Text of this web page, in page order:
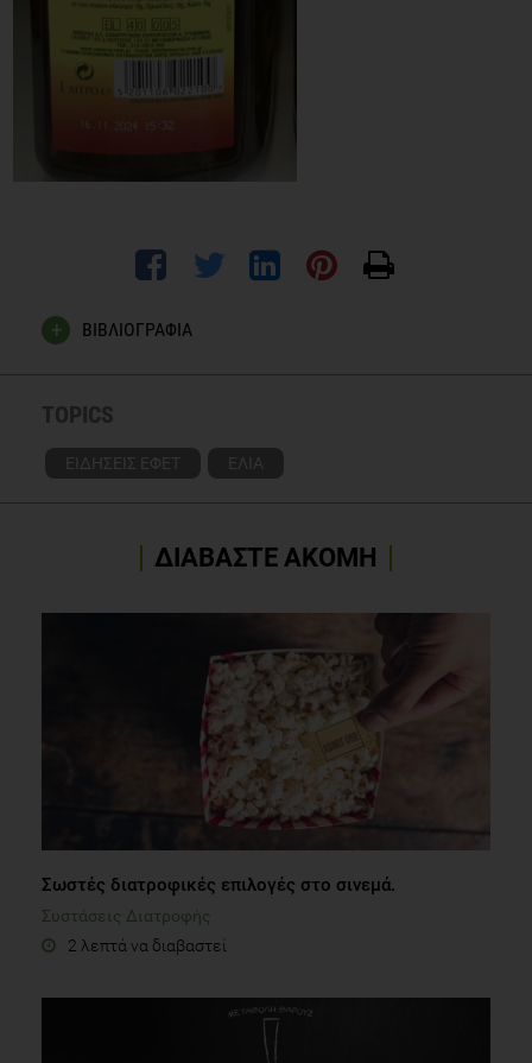
ΒΙΒΛΙΟΓΡΑΦΙΑ
TOPICS
ΕΙΔΗΣΕΙΣ ΕΦΕΤ ΕΛΙΑ
ΔΙΑΒΑΣΤΕ ΑΚΟΜΗ
Σωστές διατροφικές επιλογές στο σινεμά.
Συστάσεις Διατροφής
2 λεπτά να διαβαστεί